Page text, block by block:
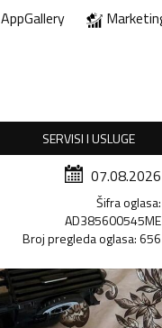
AppGallery
SERVISI I USLUGE
07.08.2026
Šifra oglasa:
AD385600545ME
Broj pregleda oglasa:656